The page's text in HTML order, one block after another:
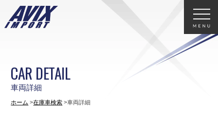
車両詳細
CAR DETAIL
ホーム 在庫車検索 車両詳細